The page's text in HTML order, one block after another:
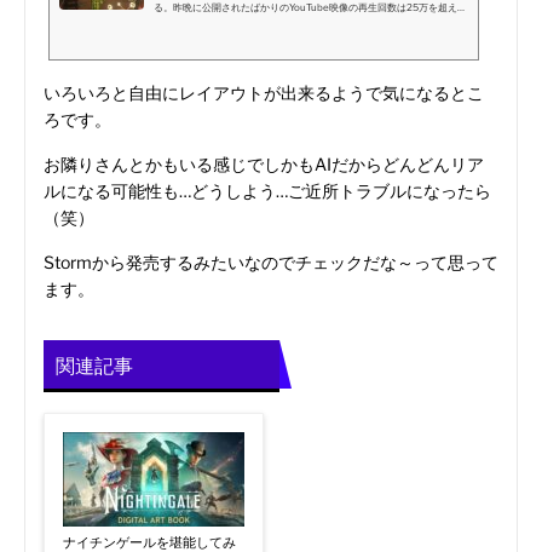
る。昨晩に公開されたばかりのYouTube映像の再生回数は25万を超えて
いろいろと自由にレイアウトが出来るようで気になるとこ
ろです。
お隣りさんとかもいる感じでしかもAIだからどんどんリア
ルになる可能性も…どうしよう…ご近所トラブルになったら
（笑）
Stormから発売するみたいなのでチェックだな～って思って
ます。
関連記事
ナイチンゲールを堪能してみ